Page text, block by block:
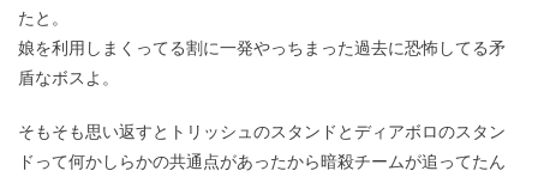
たと。
娘を利用しまくってる割に一発やっちまった過去に恐怖してる矛
盾なボスよ。
そもそも思い返すとトリッシュのスタンドとディアボロのスタン
ドって何かしらかの共通点があったから暗殺チームが追ってたん